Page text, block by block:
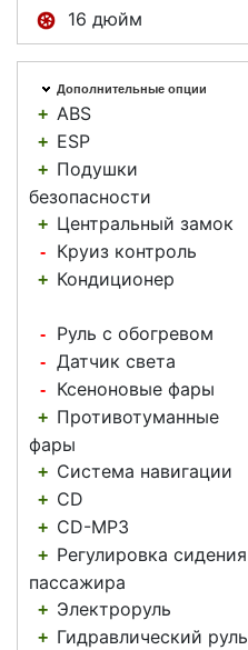
16 дюйм
Дополнительные опции
+ ABS
+ ESP
+ Подушки
безопасности
+ Центральный замок
- Круиз контроль
+ Кондиционер
- Руль с обогревом
- Датчик света
- Ксеноновые фары
+ Противотуманные
фары
+ Система навигации
+ CD
+ CD-MP3
+ Регулировка сидения
пассажира
+ Электроруль
+ Гидравлический руль